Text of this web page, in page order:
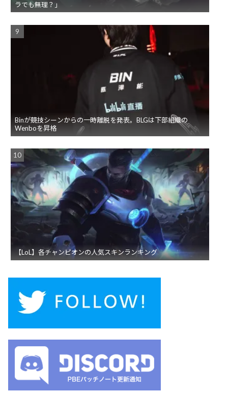
ラでも無理？」
Binが競技シーンからの一時離脱を発表。BLGは下部組織の
Wenboを昇格
【LoL】各チャンピオンの人気スキンランキング